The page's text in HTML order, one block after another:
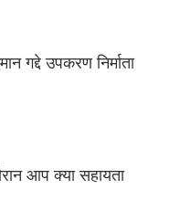
गद्दे उपकरण निर्माता
आप क्या सहायता